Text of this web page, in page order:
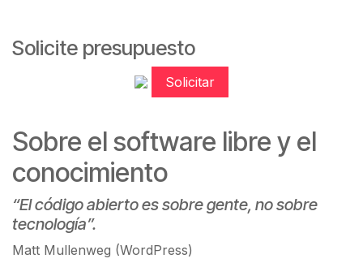
Solicite presupuesto
Solicitar
Sobre el software libre y el
conocimiento
“El código abierto es sobre gente, no sobre
tecnología”.
Matt Mullenweg (WordPress)